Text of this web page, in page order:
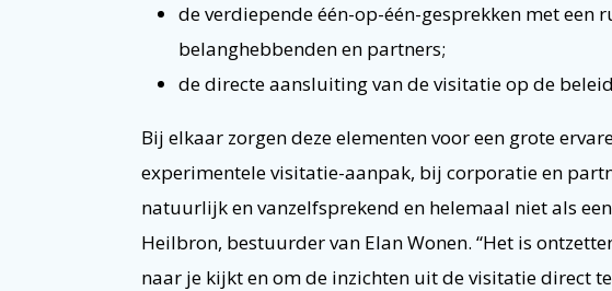
de verdiepende één-op-één-gesprekken met een
belanghebbenden en partners;
de directe aansluiting van de visitatie op de
Bij elkaar zorgen deze elementen voor een grote
experimentele visitatie-aanpak, bij corporatie en
natuurlijk en vanzelfsprekend en helemaal niet als
Heilbron, bestuurder van Elan Wonen. “Het is
naar je kijkt en om de inzichten uit de visitatie direct